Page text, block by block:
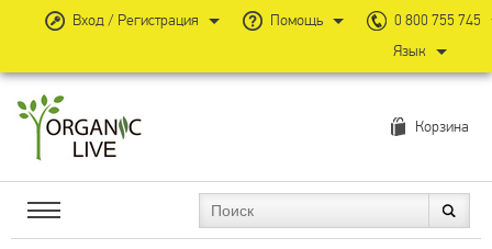
Корзина
Вход / Регистрация Помощь
0 800 755 745
Язык